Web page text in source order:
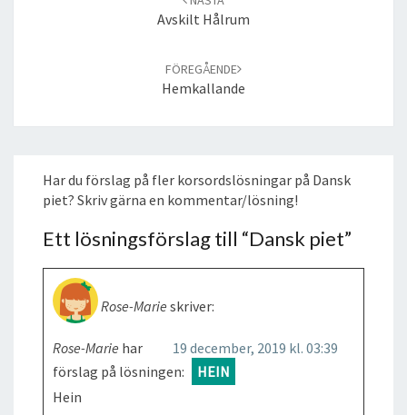
Avskilt Hålrum
FÖREGÅENDE
Hemkallande
Har du förslag på fler korsordslösningar på Dansk
piet? Skriv gärna en kommentar/lösning!
Ett lösningsförslag till “Dansk piet”
Rose-Marie skriver:
19 december, 2019 kl. 03:39
Rose-Marie har
förslag på lösningen:
HEIN
Hein